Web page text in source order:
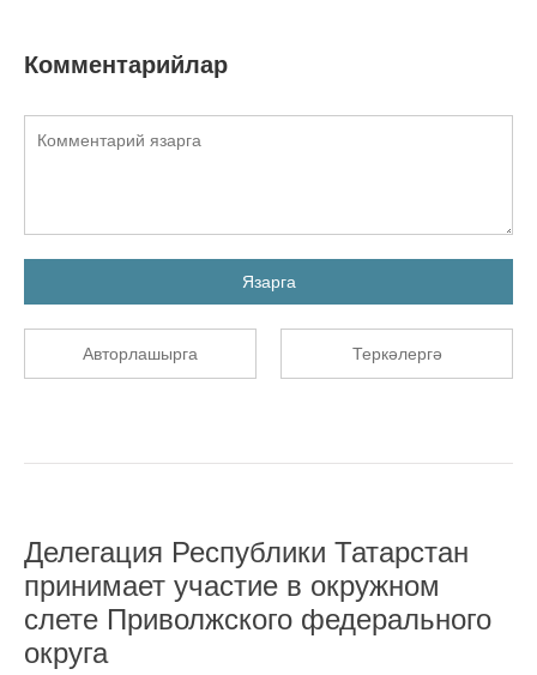
Комментарийлар
Язарга
Авторлашырга Теркәлергә
Делегация Республики Татарстан
принимает участие в окружном
слете Приволжского федерального
округа